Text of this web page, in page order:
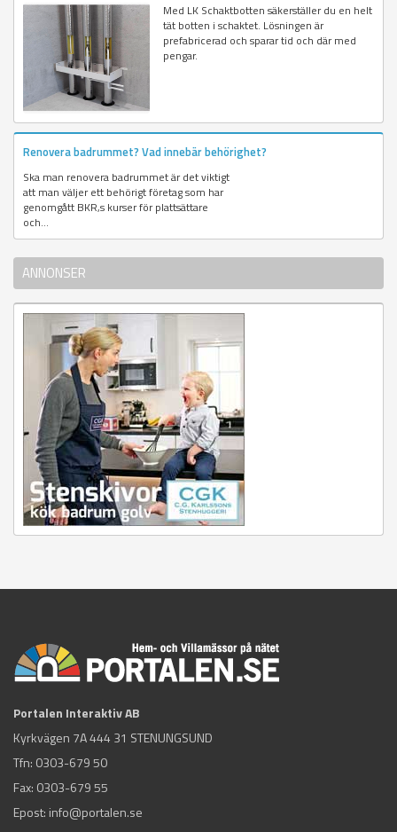
Med LK Schaktbotten säkerställer du en helt
tät botten i schaktet. Lösningen är
prefabricerad och sparar tid och där med
pengar.
Renovera badrummet? Vad innebär behörighet?
Ska man renovera badrummet är det viktigt
att man väljer ett behörigt företag som har
genomgått BKR,s kurser för plattsättare
och...
ANNONSER
Portalen Interaktiv AB
Kyrkvägen 7A 444 31 STENUNGSUND
Tfn: 0303-679 50
Fax: 0303-679 55
Epost: info@portalen.se